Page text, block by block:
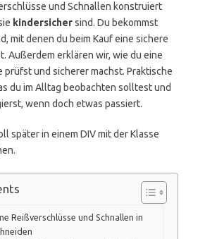
und Schnallen konstruiert
kindersichersind. Du bekommst
mit denen du beim Kauf eine sichere
Außerdem erklären wir, wie du eine
prüfst und sicherer machst. Praktische
du im Alltag beobachten solltest und
wenn doch etwas passiert.
später in einem DIV mit der Klasse
Reißverschlüsse und Schnallen in